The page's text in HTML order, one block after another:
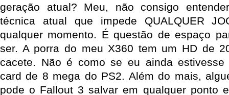
geração atual? Meu, não consigo
técnica atual que impede QUALQUER
qualquer momento. É questão de espaço
ser. A porra do meu X360 tem um HD de
cacete. Não é como se eu ainda estivesse
card de 8 mega do PS2. Além do mais,
pode o Fallout 3 salvar em qualquer ponto